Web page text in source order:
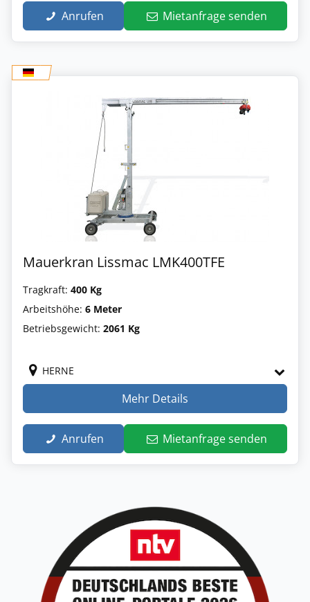
Anrufen Mietanfrage senden
Mauerkran Lissmac LMK400TFE
Tragkraft: 400 Kg
Arbeitshöhe: 6 Meter
Betriebsgewicht: 2061 Kg
HERNE
Mehr Details
Anrufen Mietanfrage senden